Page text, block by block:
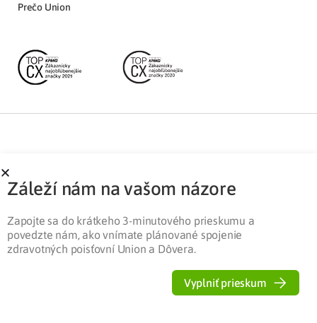
Prečo Union
Partnerská zóna Ochrana osobných údajov
Záleží nám na vašom názore
Zapojte sa do krátkeho 3-minutového prieskumu a
povedzte nám, ako vnímate plánované spojenie
zdravotných poisťovní Union a Dôvera.
Vyplniť prieskum